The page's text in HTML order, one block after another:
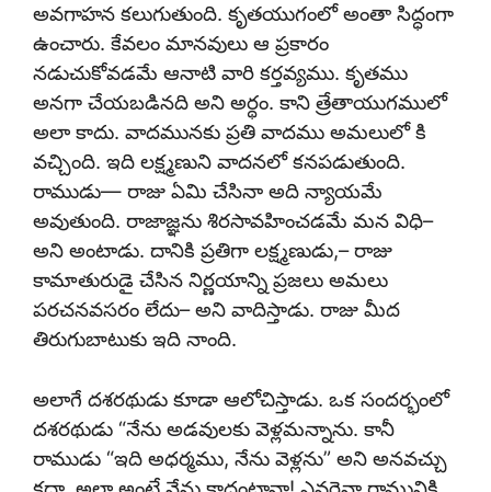
అవగాహన కలుగుతుంది. కృతయుగంలో అంతా సిద్ధంగా
ఉంచారు. కేవలం మానవులు ఆ ప్రకారం
నడుచుకోవడమే ఆనాటి వారి కర్తవ్యము. కృతము
అనగా చేయబడినది అని అర్థం. కాని త్రేతాయుగములో
అలా కాదు. వాదమునకు ప్రతి వాదము అమలులో కి
వచ్చింది. ఇది లక్ష్మణుని వాదనలో కనపడుతుంది.
రాముడు— రాజు ఏమి చేసినా అది న్యాయమే
అవుతుంది. రాజాజ్ఞను శిరసావహించడమే మన విధి–
అని అంటాడు. దానికి ప్రతిగా లక్ష్మణుడు,– రాజు
కామాతురుడై చేసిన నిర్ణయాన్ని ప్రజలు అమలు
పరచనవసరం లేదు– అని వాదిస్తాడు. రాజు మీద
తిరుగుబాటుకు ఇది నాంది.
అలాగే దశరథుడు కూడా ఆలోచిస్తాడు. ఒక సందర్భంలో
దశరథుడు “నేను అడవులకు వెళ్లమన్నాను. కానీ
రాముడు “ఇది అధర్మము, నేను వెళ్లను” అని అనవచ్చు